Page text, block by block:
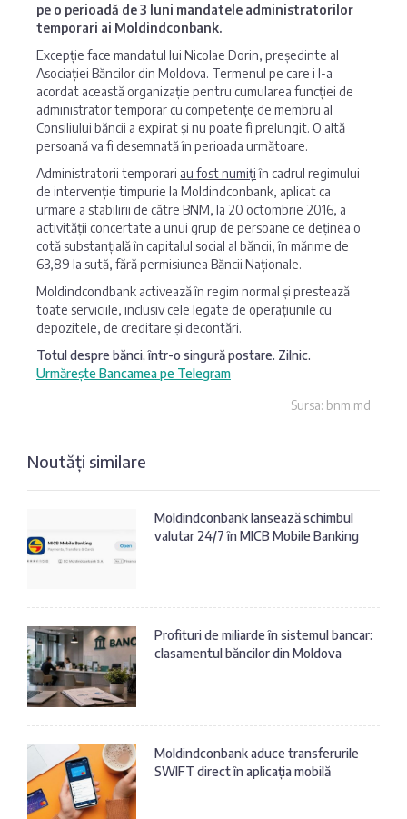
pe o perioadă de 3 luni mandatele administratorilor
temporari ai Moldindconbank.
Excepție face mandatul lui Nicolae Dorin, președinte al
Asociației Băncilor din Moldova. Termenul pe care i l-a
acordat această organizație pentru cumularea funcției de
administrator temporar cu competențe de membru al
Consiliului băncii a expirat și nu poate fi prelungit. O altă
persoană va fi desemnată în perioada următoare.
Administratorii temporari au fost numițiîn cadrul regimului
de intervenție timpurie la Moldindconbank, aplicat ca
urmare a stabilirii de către BNM, la 20 octombrie 2016, a
activității concertate a unui grup de persoane ce deținea o
cotă substanțială în capitalul social al băncii, în mărime de
63,89 la sută, fără permisiunea Băncii Naționale.
Moldindcondbank activează în regim normal și prestează
toate serviciile, inclusiv cele legate de operațiunile cu
depozitele, de creditare și decontări.
Totul despre bănci, într-o singură postare. Zilnic.
Urmărește Bancamea pe Telegram
Sursa: bnm.md
Noutăți similare
Moldindconbank lansează schimbul
valutar 24/7 în MICB Mobile Banking
Profituri de miliarde în sistemul bancar:
clasamentul băncilor din Moldova
Moldindconbank aduce transferurile
SWIFT direct în aplicația mobilă